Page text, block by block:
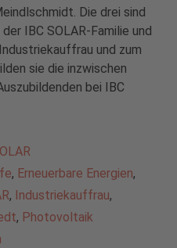
Die drei sind
IBC SOLAR-Familie und
und zum
sie die inzwischen
bei IBC
, Erneuerbare Energien,
, Industriekauffrau,
, Photovoltaik